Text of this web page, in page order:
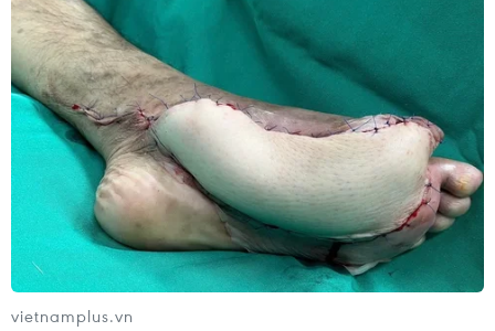
10/08/2026 09:45
Chủ quan với vết xước nhỏ, nhiều
người đối mặt nguy cơ tàn phế
10/08/2026 09:31
Triệt phá đường dây đánh bạc, rửa
tiền xuyên quốc gia, giao dịch hơn
vietnamplus.vn